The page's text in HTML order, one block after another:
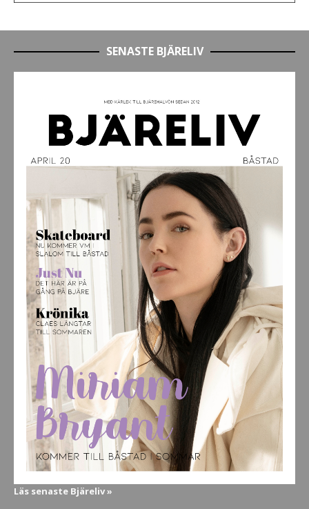
SENASTE BJÄRELIV
Läs senaste Bjäreliv »